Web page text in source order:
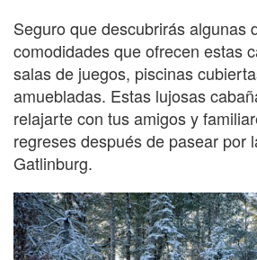
Seguro que descubrirás algunas
comodidades que ofrecen estas
salas de juegos, piscinas
amuebladas. Estas lujosas
relajarte con tus amigos y
regreses después de pasear por
Gatlinburg.